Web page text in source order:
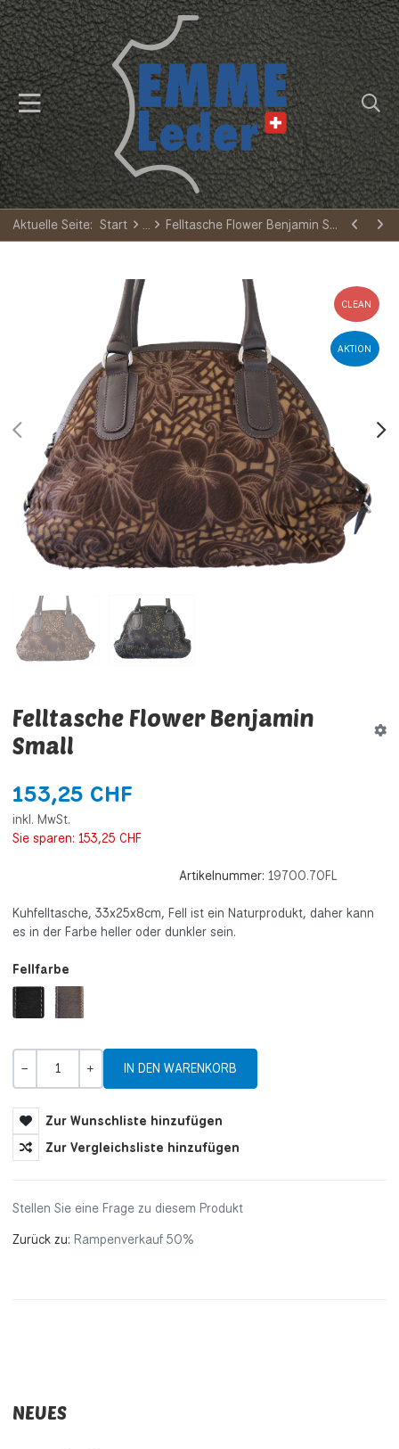
Aktuelle Seite: Start Felltasche Flower Benjamin Small
PREV
CLEAN
AKTION
Felltasche Flower Benjamin
Small
153,25 CHF
inkl. MwSt.
Sie sparen: 153,25 CHF
Artikelnummer: 19700.70FL
Kuhfelltasche, 33x25x8cm, Fell ist ein Naturprodukt, daher kann
es in der Farbe heller oder dunkler sein.
Fellfarbe
Zur Wunschliste hinzufügen
Zur Vergleichsliste hinzufügen
Stellen Sie eine Frage zu diesem Produkt
Zurück zu: Rampenverkauf 50%
NEUES